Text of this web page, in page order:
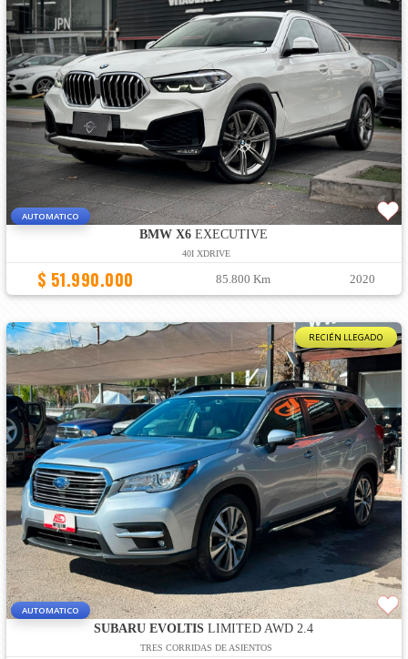
AUTOMATICO
BMW X6 EXECUTIVE
40I XDRIVE
$ 51.990.000 85.800 Km 2020
RECIÉN LLEGADO
AUTOMATICO
SUBARU EVOLTIS LIMITED AWD 2.4
TRES CORRIDAS DE ASIENTOS